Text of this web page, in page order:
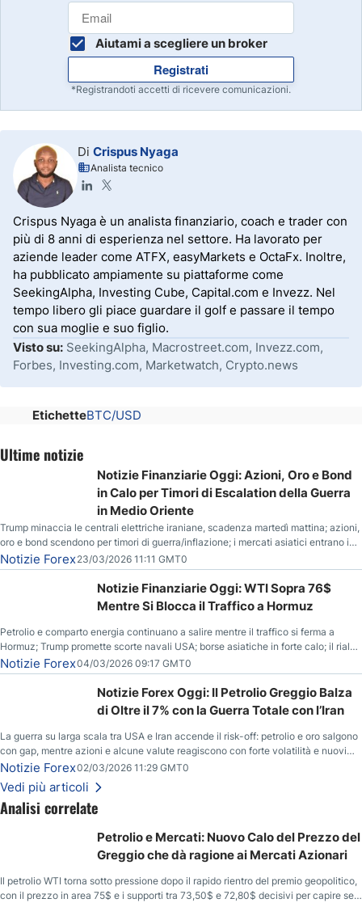
Aiutami a scegliere un broker
Registrati
*Registrandoti accetti di ricevere comunicazioni.
Di Crispus Nyaga
Analista tecnico
Crispus Nyaga è un analista finanziario, coach e trader con
più di 8 anni di esperienza nel settore. Ha lavorato per
aziende leader come ATFX, easyMarkets e OctaFx. Inoltre,
ha pubblicato ampiamente su piattaforme come
SeekingAlpha, Investing Cube, Capital.com e Invezz. Nel
tempo libero gli piace guardare il golf e passare il tempo
con sua moglie e suo figlio.
Visto su: SeekingAlpha, Macrostreet.com, Invezz.com,
Forbes, Investing.com, Marketwatch, Crypto.news
EtichetteBTC/USD
Ultime notizie
Notizie Finanziarie Oggi: Azioni, Oro e Bond
in Calo per Timori di Escalation della Guerra
in Medio Oriente
Trump minaccia le centrali elettriche iraniane, scadenza martedì mattina; azioni,
oro e bond scendono per timori di guerra/inflazione; i mercati asiatici entrano in
correzione; il petrolio greggio resta stabile.
Notizie Forex23/03/2026 11:11 GMT0
Notizie Finanziarie Oggi: WTI Sopra 76$
Mentre Si Blocca il Traffico a Hormuz
Petrolio e comparto energia continuano a salire mentre il traffico si ferma a
Hormuz; Trump promette scorte navali USA; borse asiatiche in forte calo; il rialzo
del gas naturale mette pressione all’euro.
Notizie Forex04/03/2026 09:17 GMT0
Notizie Forex Oggi: Il Petrolio Greggio Balza
di Oltre il 7% con la Guerra Totale con l’Iran
La guerra su larga scala tra USA e Iran accende il risk-off: petrolio e oro salgono
con gap, mentre azioni e alcune valute reagiscono con forte volatilità e nuovi
livelli da monitorare.
Notizie Forex02/03/2026 11:29 GMT0
Vedi più articoli
Analisi correlate
Petrolio e Mercati: Nuovo Calo del Prezzo del
Greggio che dà ragione ai Mercati Azionari
Il petrolio WTI torna sotto pressione dopo il rapido rientro del premio geopolitico,
con il prezzo in area 75$ e i supporti tra 73,50$ e 72,80$ decisivi per capire se il